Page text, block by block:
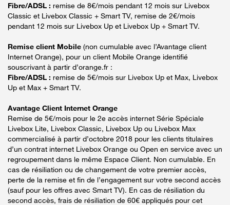
Fibre/ADSL : remise de 8€/mois pendant 12 mois sur Livebox
Classic et Livebox Classic + Smart TV, remise de 2€/mois
pendant 12 mois sur Livebox Up et Livebox Up + Smart TV.
Remise client Mobile (non cumulable avec l’Avantage client
Internet Orange), pour un client Mobile Orange identifié
souscrivant à partir d’orange.fr :
Fibre/ADSL : remise de 5€/mois sur Livebox Up et Max, Livebox
Up et Max + Smart TV.
Avantage Client Internet Orange
Remise de 5€/mois pour le 2e accès internet Série Spéciale
Livebox Lite, Livebox Classic, Livebox Up ou Livebox Max
commercialisé à partir d’octobre 2018 pour les clients titulaires
d’un contrat internet Livebox Orange ou Open en service avec un
regroupement dans le même Espace Client. Non cumulable. En
cas de résiliation ou de changement de votre premier accès,
perte de la remise et fin de l’engagement sur votre second accès
(sauf pour les offres avec Smart TV). En cas de résiliation du
second accès, frais de résiliation de 60€ appliqués pour cet